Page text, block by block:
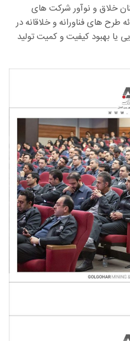
۴ تن از کارکنان خلاق و نوآور شرکت های
طرح های فناورانه و خلاقانه در
یا بهبود کیفیت و کمیت تولید